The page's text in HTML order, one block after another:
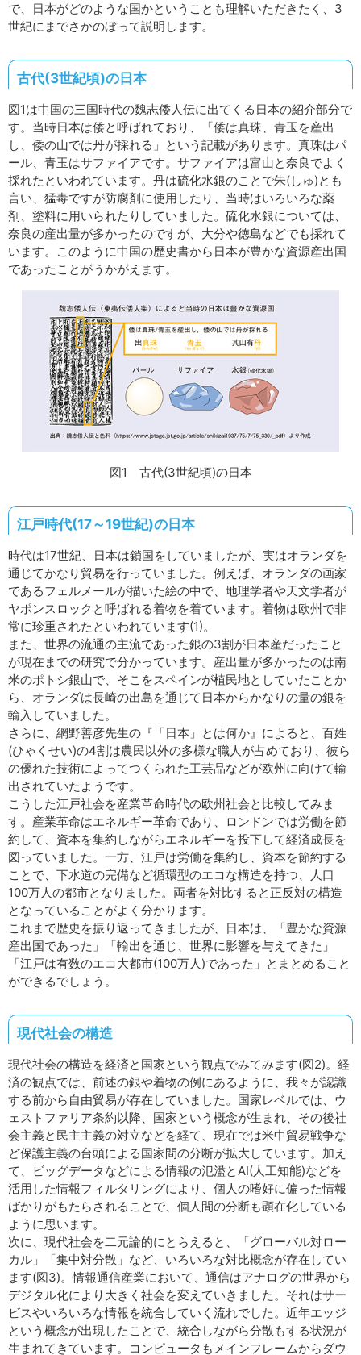
で、日本がどのような国かということも理解いただきたく、3
世紀にまでさかのぼって説明します。
古代(3世紀頃)の日本
図1は中国の三国時代の魏志倭人伝に出てくる日本の紹介部分で
す。当時日本は倭と呼ばれており、「倭は真珠、青玉を産出
し、倭の山では丹が採れる」という記載があります。真珠はパ
ール、青玉はサファイアです。サファイアは富山と奈良でよく
採れたといわれています。丹は硫化水銀のことで朱(しゅ)とも
言い、猛毒ですが防腐剤に使用したり、当時はいろいろな薬
剤、塗料に用いられたりしていました。硫化水銀については、
奈良の産出量が多かったのですが、大分や徳島などでも採れて
います。このように中国の歴史書から日本が豊かな資源産出国
であったことがうかがえます。
図1 古代(3世紀頃)の日本
江戸時代(17～19世紀)の日本
時代は17世紀、日本は鎖国をしていましたが、実はオランダを
通じてかなり貿易を行っていました。例えば、オランダの画家
であるフェルメールが描いた絵の中で、地理学者や天文学者が
ヤポンスロックと呼ばれる着物を着ています。着物は欧州で非
常に珍重されたといわれています(1)。
また、世界の流通の主流であった銀の3割が日本産だったこと
が現在までの研究で分かっています。産出量が多かったのは南
米のポトシ銀山で、そこをスペインが植民地としていたことか
ら、オランダは長崎の出島を通じて日本からかなりの量の銀を
輸入していました。
さらに、網野善彦先生の『「日本」とは何か』によると、百姓
(ひゃくせい)の4割は農民以外の多様な職人が占めており、彼ら
の優れた技術によってつくられた工芸品などが欧州に向けて輸
出されていたようです。
こうした江戸社会を産業革命時代の欧州社会と比較してみま
す。産業革命はエネルギー革命であり、ロンドンでは労働を節
約して、資本を集約しながらエネルギーを投下して経済成長を
図っていました。一方、江戸は労働を集約し、資本を節約する
ことで、下水道の完備など循環型のエコな構造を持つ、人口
100万人の都市となりました。両者を対比すると正反対の構造
となっていることがよく分かります。
これまで歴史を振り返ってきましたが、日本は、「豊かな資源
産出国であった」「輸出を通じ、世界に影響を与えてきた」
「江戸は有数のエコ大都市(100万人)であった」とまとめること
ができるでしょう。
現代社会の構造
現代社会の構造を経済と国家という観点でみてみます(図2)。経
済の観点では、前述の銀や着物の例にあるように、我々が認識
する前から自由貿易が存在していました。国家レベルでは、ウ
ェストファリア条約以降、国家という概念が生まれ、その後社
会主義と民主主義の対立などを経て、現在では米中貿易戦争な
ど保護主義の台頭による国家間の分断が拡大しています。加え
て、ビッグデータなどによる情報の氾濫とAI(人工知能)などを
活用した情報フィルタリングにより、個人の嗜好に偏った情報
ばかりがもたらされることで、個人間の分断も顕在化している
ように思います。
次に、現代社会を二元論的にとらえると、「グローバル対ロー
カル」「集中対分散」など、いろいろな対比概念が存在してい
ます(図3)。情報通信産業において、通信はアナログの世界から
デジタル化により大きく社会を変えていきました。それはサー
ビスやいろいろな情報を統合していく流れでした。近年エッジ
という概念が出現したことで、統合しながら分散もする状況が
生まれてきています。コンピュータもメインフレームからダウ